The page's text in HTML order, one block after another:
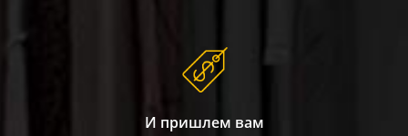
И пришлем вам